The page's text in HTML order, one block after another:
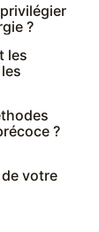
?
les
?
votre